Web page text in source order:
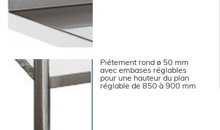
Piétement rond ø 50 mm
avec embases réglables
pour une hauteur du plan
réglable de 850 à 900 mm